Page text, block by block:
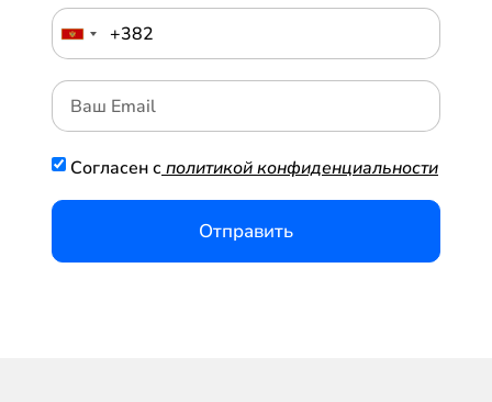
Согласен с политикой конфиденциальности
Отправить